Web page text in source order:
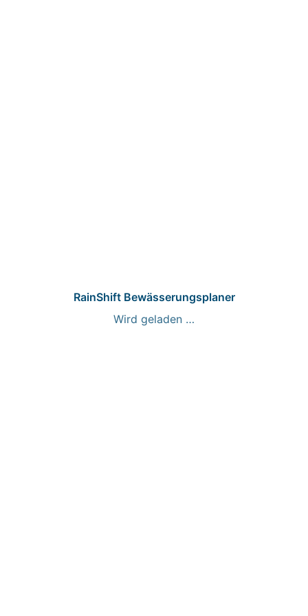
RainShift Bewässerungsplaner
Wird geladen …